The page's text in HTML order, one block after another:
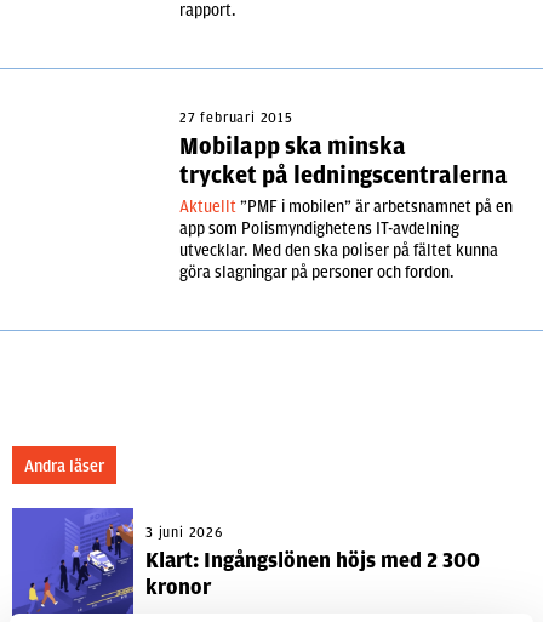
rapport.
27 februari 2015
Mobilapp ska minska
trycket på ledningscentralerna
Aktuellt ”PMF i mobilen” är arbetsnamnet på en
app som Polismyndighetens IT-avdelning
utvecklar. Med den ska poliser på fältet kunna
göra slagningar på personer och fordon.
Andra läser
3 juni 2026
Klart: Ingångslönen höjs med 2 300
kronor